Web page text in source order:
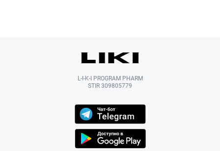
L-I-K-I PROGRAM PHARM
STIR 309805779